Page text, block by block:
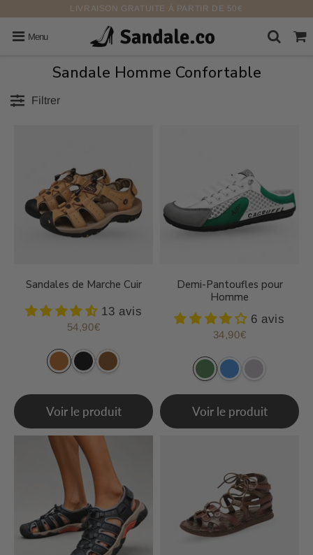
LIVRAISON GRATUITE À PARTIR DE 50€
Menu
Sandale Homme Confortable
Filtrer
Sandales de Marche Cuir
13 avis
Prix
54,90€
Voir le produit
Demi-Pantoufles pour
Homme
6 avis
Prix
34,90€
Voir le produit